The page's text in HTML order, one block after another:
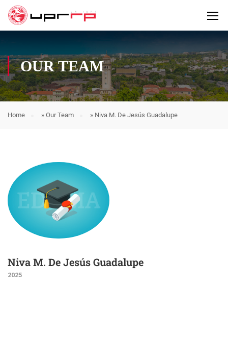
OUR TEAM
Home » Our Team » Niva M. De Jesús Guadalupe
Niva M. De Jesús Guadalupe
2025